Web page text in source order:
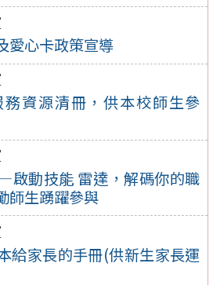
愛心卡政策宣導
資源清冊，供本校師生參
啟動技能 雷達，解碼你的職
師生踴躍參與
給家長的手冊(供新生家長運